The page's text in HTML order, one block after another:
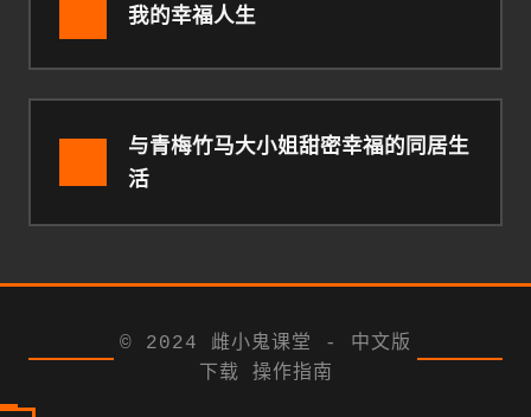
我的幸福人生
与青梅竹马大小姐甜密幸福的同居生
活
© 2024 雌小鬼课堂 - 中文版
下载 操作指南